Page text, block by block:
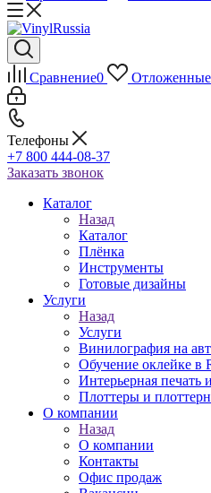
Сравнение0 Отложенные
Телефоны
+7 800 444-08-37
Заказать звонок
Каталог
Назад
Каталог
Плёнка
Инструменты
Готовые дизайны
Услуги
Назад
Услуги
Винилография на
Обучение оклейке в
Интерьерная печать
Плоттеры и
О компании
Назад
О компании
Контакты
Офис продаж